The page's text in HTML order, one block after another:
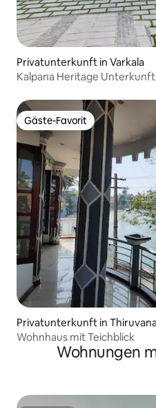
Privatunterkunft in Varkala
Kalpana Heritage Unterkunft
Gäste-Favorit
Gäste-Favorit
Privatunterkunft in
Wohnhaus mit Teichblick
Wohnungen